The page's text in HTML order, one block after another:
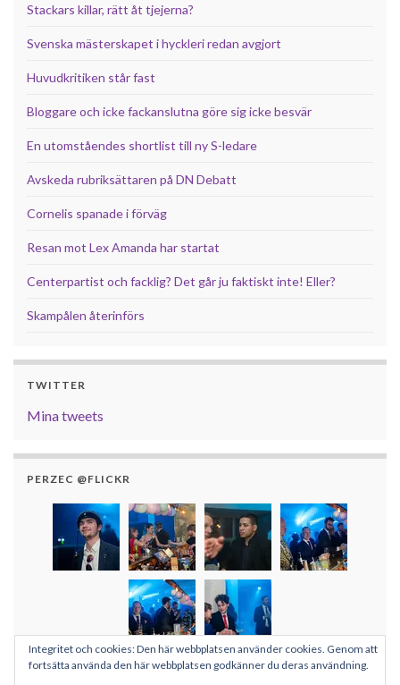
Stackars killar, rätt åt tjejerna?
Svenska mästerskapet i hyckleri redan avgjort
Huvudkritiken står fast
Bloggare och icke fackanslutna göre sig icke besvär
En utomståendes shortlist till ny S-ledare
Avskeda rubriksättaren på DN Debatt
Cornelis spanade i förväg
Resan mot Lex Amanda har startat
Centerpartist och facklig? Det går ju faktiskt inte! Eller?
Skampålen återinförs
TWITTER
Mina tweets
PERZEC @FLICKR
Fler bilder
Integritet och cookies: Den här webbplatsen använder cookies. Genom att
fortsätta använda den här webbplatsen godkänner du deras användning.